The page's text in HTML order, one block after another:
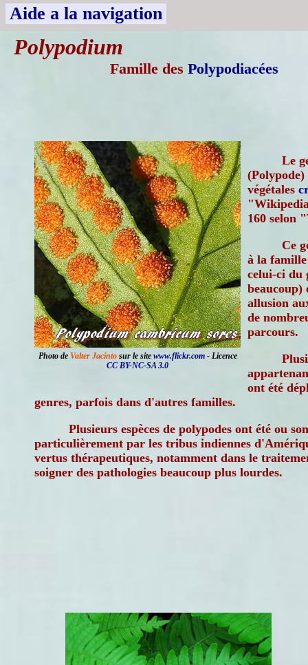
Aide a la navigation
Polypodium
Famille des Polypodiacées
Photo de Valter Jacintosur le site www.flickr.com- Licence
CC BY-NC-SA 3.0
Le
(Polypode)
végétales
160 selon
Ce
à la famille
celui-ci du
allusion
de
parcours.
ont été
genres, parfois dans d'autres familles.
Plusieurs espèces de polypodes ont été ou
particulièrement par les tribus indiennes
vertus thérapeutiques, notamment dans le
soigner des pathologies beaucoup plus lourdes.